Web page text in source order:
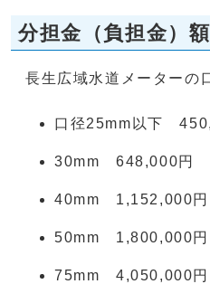
分担金（負担金）額
長生広域水道メーターの
口径25mm以下
30mm 648,000円
40mm 1,152,000円
50mm 1,800,000円
75mm 4,050,000円